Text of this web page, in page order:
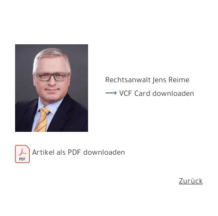
Rechtsanwalt Jens Reime
VCF Card downloaden
Artikel als PDF downloaden
Zurück